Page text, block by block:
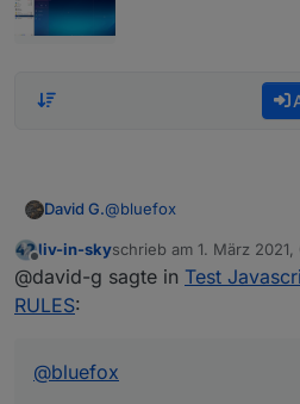
David G.@bluefox
Hey,
verändert?
Offline
liv-in-skyschrieb am 1. März 2021,
zuletzt editiert von
@david-g sagte in Test
RULES:
@bluefox